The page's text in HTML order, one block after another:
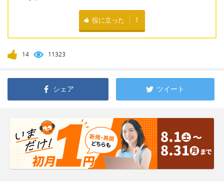
役に立った 1
14 11323
シェア ツイート